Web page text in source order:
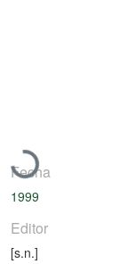
Cargando...
Fecha
1999
Editor
[s.n.]